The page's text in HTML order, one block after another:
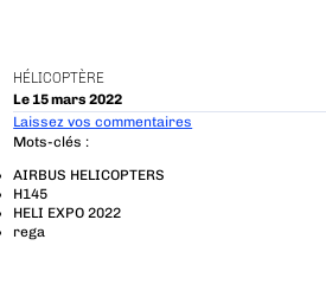
HÉLICOPTÈRE
Le 15 mars 2022
Laissez vos commentaires
Mots-clés :
AIRBUS HELICOPTERS
H145
HELI EXPO 2022
rega